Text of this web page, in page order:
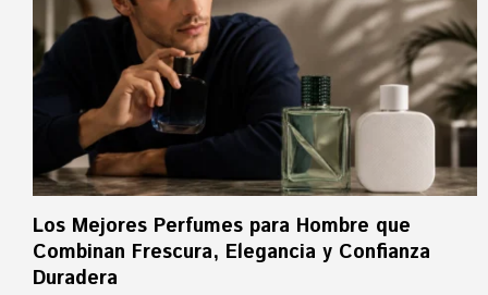
Los Mejores Perfumes para Hombre que
Combinan Frescura, Elegancia y Confianza
Duradera